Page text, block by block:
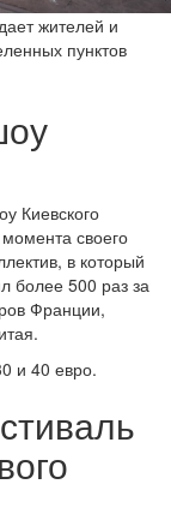
жителей и
пунктов
Киевского
своего
в который
более 500 раз за
Франции,
и 40 евро.